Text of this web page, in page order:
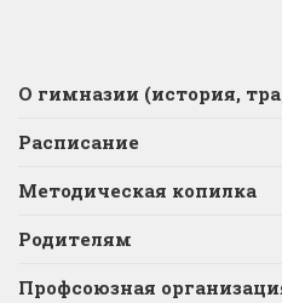
О гимназии (история,
Расписание
Методическая копилка
Родителям
Профсоюзная